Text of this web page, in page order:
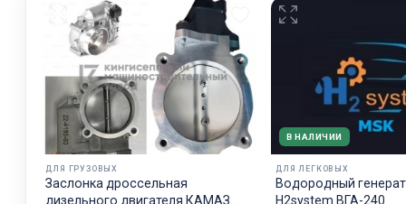
ДЛЯ ГРУЗОВЫХ
Заслонка дроссельная
дизельного двигателя КАМАЗ
В НАЛИЧИИ
ДЛЯ ЛЕГКОВЫХ
Водородный
H2system ВГА-240